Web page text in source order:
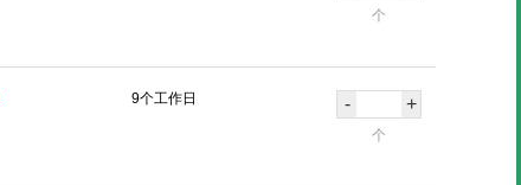
个
9个工作日 - +
个